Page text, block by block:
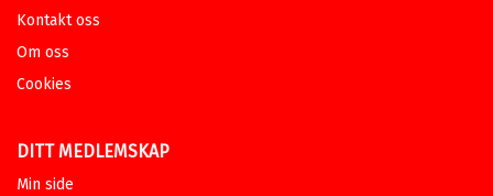
Kontakt oss
Om oss
Cookies
DITT MEDLEMSKAP
Min side